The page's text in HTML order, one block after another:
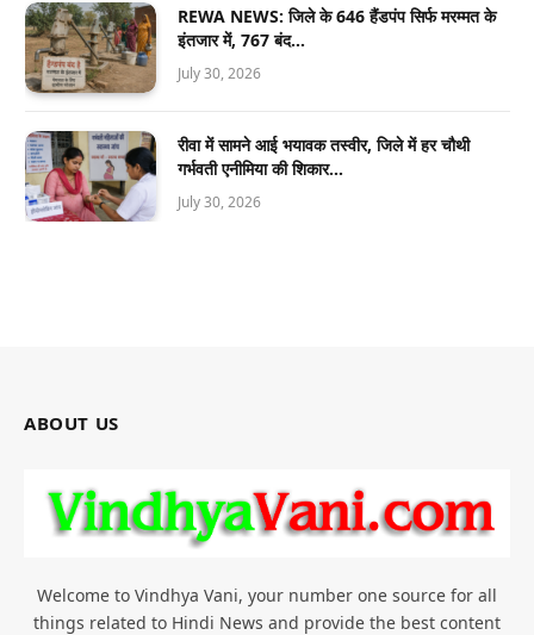
REWA NEWS: जिले के 646 हैंडपंप सिर्फ मरम्मत के
इंतजार में, 767 बंद…
July 30, 2026
रीवा में सामने आई भयावक तस्वीर, जिले में हर चौथी
गर्भवती एनीमिया की शिकार…
July 30, 2026
ABOUT US
Welcome to Vindhya Vani, your number one source for all
things related to Hindi News and provide the best content